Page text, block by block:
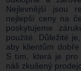
Nejlevnější jsou
nejlepší ceny na
poskytujeme
použité. Důležité
aby klientům
S tím, která je pro
náš zkušený